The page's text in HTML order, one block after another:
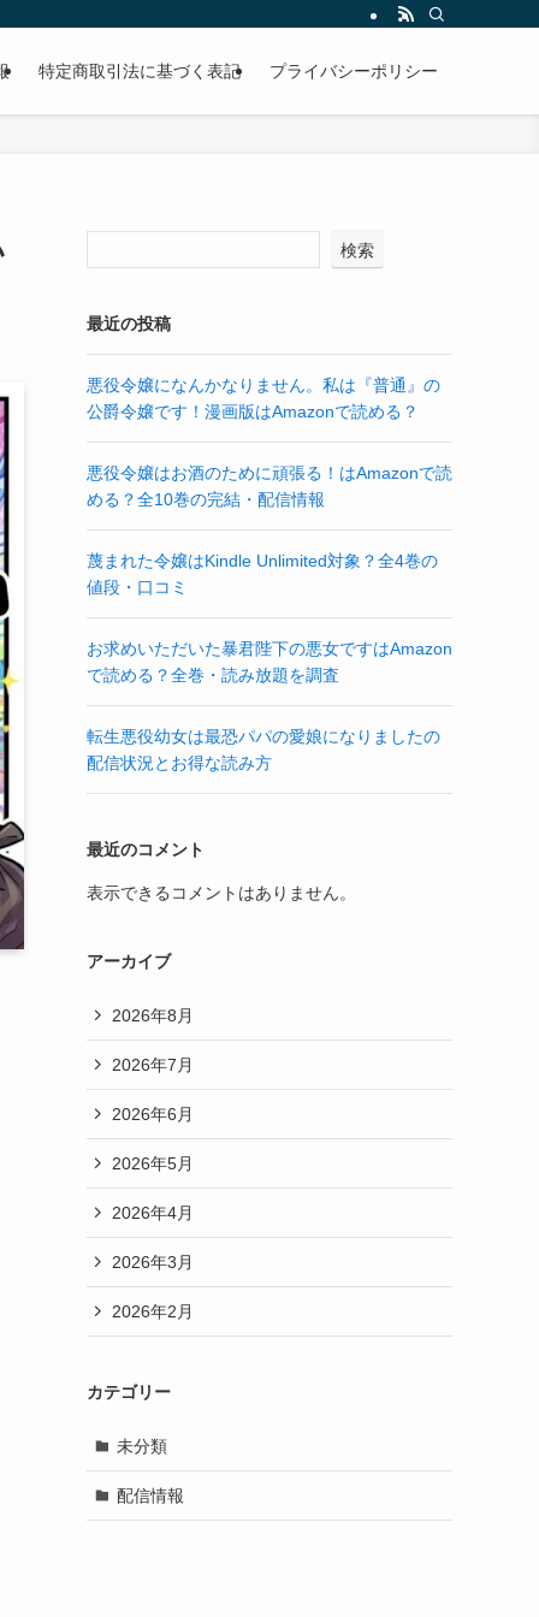
特定商取引法に基づく表記 プライバシーポリシー
検索
最近の投稿
悪役令嬢になんかなりません。私は『普通』の
公爵令嬢です！漫画版はAmazonで読める？
悪役令嬢はお酒のために頑張る！はAmazonで読
める？全10巻の完結・配信情報
蔑まれた令嬢はKindle Unlimited対象？全4巻の
値段・口コミ
お求めいただいた暴君陛下の悪女ですはAmazon
で読める？全巻・読み放題を調査
転生悪役幼女は最恐パパの愛娘になりましたの
配信状況とお得な読み方
最近のコメント
表示できるコメントはありません。
アーカイブ
2026年8月
2026年7月
2026年6月
2026年5月
2026年4月
2026年3月
2026年2月
カテゴリー
未分類
配信情報